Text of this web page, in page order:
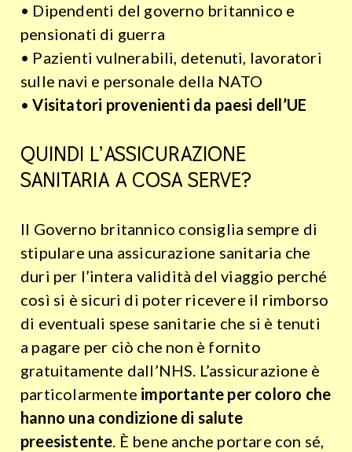
• Dipendenti del governo britannico e
pensionati di guerra
• Pazienti vulnerabili, detenuti, lavoratori
sulle navi e personale della NATO
•Visitatori provenienti da paesi dell’UE
QUINDI L’ASSICURAZIONE
SANITARIA A COSA SERVE?
Il Governo britannico consiglia sempre di
stipulare una assicurazione sanitaria che
duri per l’intera validità del viaggio perché
così si è sicuri di poter ricevere il rimborso
di eventuali spese sanitarie che si è tenuti
a pagare per ciò che non è fornito
gratuitamente dall’NHS. L’assicurazione è
particolarmente importante per coloro che
hanno una condizione di salute
preesistente. È bene anche portare con sé,